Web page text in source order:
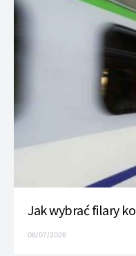
Jak wybrać filary
06/07/2026